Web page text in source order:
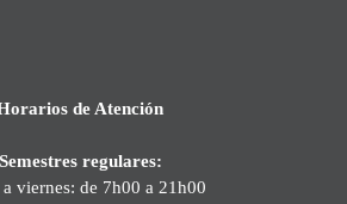
de Atención
Semestres regulares:
viernes: de 7h00 a 21h00